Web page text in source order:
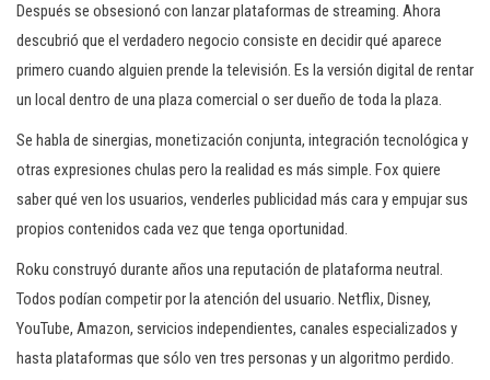
Después se obsesionó con lanzar plataformas de streaming. Ahora
descubrió que el verdadero negocio consiste en decidir qué aparece
primero cuando alguien prende la televisión. Es la versión digital de rentar
un local dentro de una plaza comercial o ser dueño de toda la plaza.
Se habla de sinergias, monetización conjunta, integración tecnológica y
otras expresiones chulas pero la realidad es más simple. Fox quiere
saber qué ven los usuarios, venderles publicidad más cara y empujar sus
propios contenidos cada vez que tenga oportunidad.
Roku construyó durante años una reputación de plataforma neutral.
Todos podían competir por la atención del usuario. Netflix, Disney,
YouTube, Amazon, servicios independientes, canales especializados y
hasta plataformas que sólo ven tres personas y un algoritmo perdido.